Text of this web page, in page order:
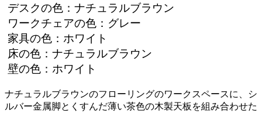
デスクの色：ナチュラルブラウン
ワークチェアの色：グレー
家具の色：ホワイト
床の色：ナチュラルブラウン
壁の色：ホワイト
ナチュラルブラウンのフローリングのワークスペースに、シ
ルバー金属脚とくすんだ薄い茶色の木製天板を組み合わせた